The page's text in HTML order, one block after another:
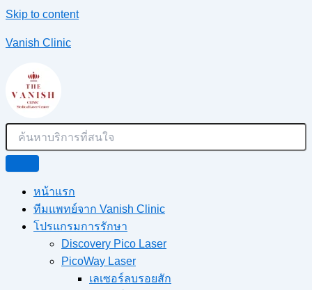
Skip to content
Vanish Clinic
หน้าแรก
ทีมแพทย์จาก Vanish Clinic
โปรแกรมการรักษา
Discovery Pico Laser
PicoWay Laser
เลเซอร์ลบรอยสัก